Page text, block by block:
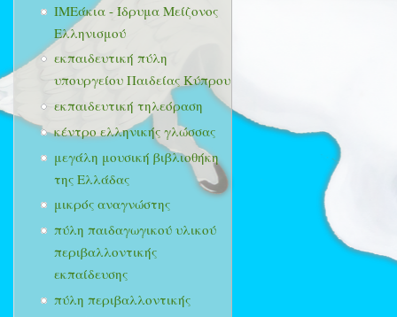
ΙΜΕάκια - Ίδρυμα Μείζονος
Ελληνισμού
εκπαιδευτική πύλη
υπουργείου Παιδείας Κύπρου
εκπαιδευτική τηλεόραση
κέντρο ελληνικής γλώσσας
μεγάλη μουσική βιβλιοθήκη
της Ελλάδας
μικρός αναγνώστης
πύλη παιδαγωγικού υλικού
περιβαλλοντικής
εκπαίδευσης
πύλη περιβαλλοντικής